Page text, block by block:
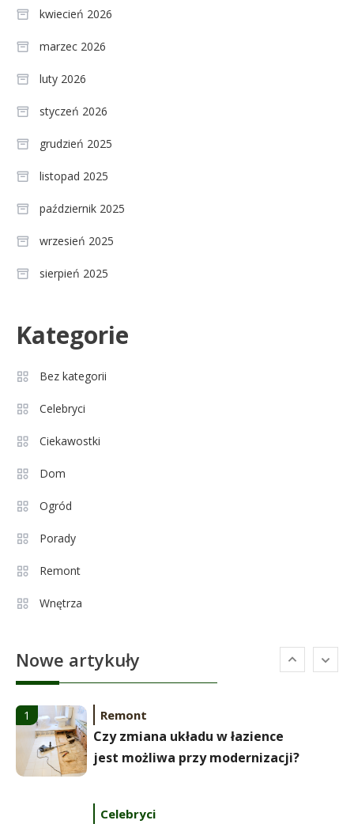
kwiecień 2026
marzec 2026
luty 2026
styczeń 2026
grudzień 2025
listopad 2025
październik 2025
wrzesień 2025
sierpień 2025
Kategorie
Bez kategorii
Celebryci
Ciekawostki
Dom
Ogród
Porady
Remont
Wnętrza
Nowe artykuły
Agnieszka Chylińska: wiek,
Aleksandra Grysz wiek: poznaj
6
naturalnej urodzie
1 Remont
Czy zmiana układu w łazience
jest możliwa przy modernizacji?
Celebryci